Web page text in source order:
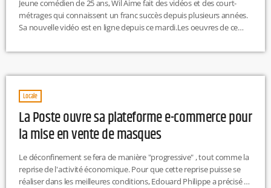
Jeune comédien de 25 ans, Wil Aime fait des vidéos et des court-
métrages qui connaissent un franc succès depuis plusieurs années.
Sa nouvelle vidéo est en ligne depuis ce mardi.Les oeuvres de ce
précision grâce à un montage précis, une narration unique et
d'un master en mathématiques et probabilités, […]
Locale
La Poste ouvre sa plateforme e-commerce pour
la mise en vente de masques
Le déconfinement se fera de manière "progressive" , tout comme la
reprise de l'activité économique. Pour que cette reprise puisse se
réaliser dans les meilleures conditions, Edouard Philippe a précisé ce